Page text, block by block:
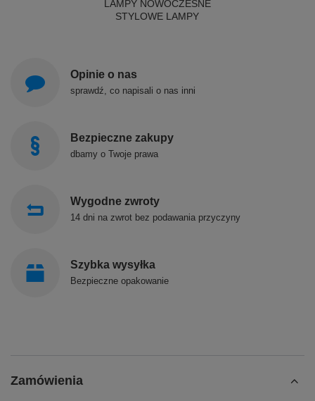
LAMPY NOWOCZESNE
STYLOWE LAMPY
Opinie o nas
sprawdź, co napisali o nas inni
Bezpieczne zakupy
dbamy o Twoje prawa
Wygodne zwroty
14 dni na zwrot bez podawania przyczyny
Szybka wysyłka
Bezpieczne opakowanie
Zamówienia